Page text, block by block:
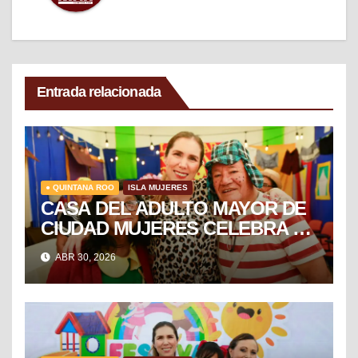
Entrada relacionada
● QUINTANA ROO ISLA MUJERES
CASA DEL ADULTO MAYOR DE
CIUDAD MUJERES CELEBRA EL
DÍA DEL NIÑO Y LA NIÑA CON
PUESTA EN ESCENA DE LA
VECINDAD DEL CHAVO
ABR 30, 2026